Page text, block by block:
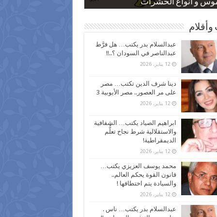
و أنواع الحشرات
بعد ارتفاع الأسعار
نسبة الطلاق في مصر
كاركاتيرية
كاركاتيرية
وأقلام
عبدالسلام بدر يكتب… هل فرَّط
عبدالناصر في السودان ؟..!!
12 يناير، 2026
دينا شرف الدين تكتب… مصر
على مر العصور.. مصر الأيوبية 3
12 يناير، 2026
ابراهيم الصياد يكتب… الشفافية
والاستقلالية شرط نجاح تعلُّم
الديمقراطية!
12 يناير، 2026
محمد يوسف العزيزي يكتب…
قانون القوة يحكم العالم..
والسيادة يتم اختطافها !
12 يناير، 2026
عبدالسلام بدر يكتب… ناس .